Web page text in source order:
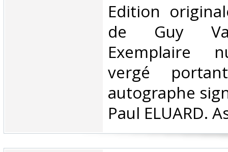
‎Edition
de Guy
Exemplaire
vergé
autographe
Paul ELUARD.